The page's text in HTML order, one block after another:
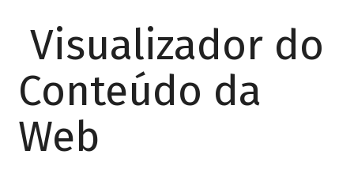
Visualizador do
Conteúdo da
Web